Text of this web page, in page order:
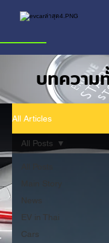
บทความ
All Articles
News
EV in Thai
Cars
All Posts